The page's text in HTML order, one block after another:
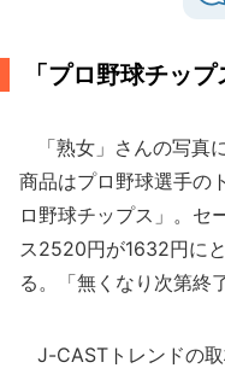
「プロ野球チッ
「熟女」さんの写真
商品はプロ野球選手の
ロ野球チップス」。セ
ス2520円が1632円に
る。「無くなり次第終
J-CASTトレンドの